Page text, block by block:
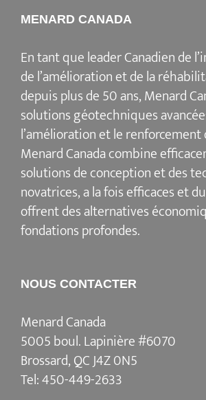
MENARD CANADA
En tant que leader Canadien de
de l’amélioration et de la
depuis plus de 50 ans, Menard
solutions géotechniques
l’amélioration et le renforcement
Menard Canada combine
solutions de conception et des
novatrices, a la fois efficaces et
offrent des alternatives
fondations profondes.
NOUS CONTACTER
Menard Canada
5005 boul. Lapinière #6070
Brossard, QC J4Z 0N5
Tel:450-449-2633